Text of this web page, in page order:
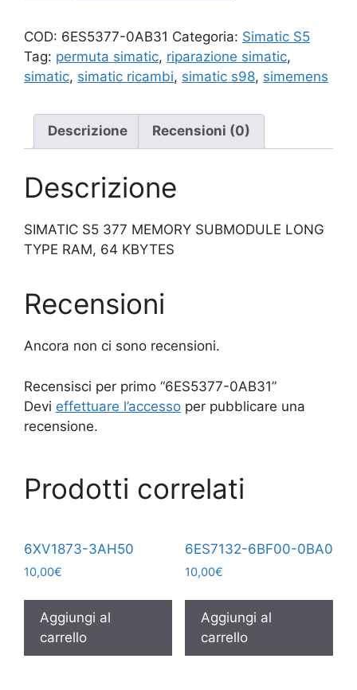
COD: 6ES5377-0AB31 Categoria: Simatic S5
Tag: permuta simatic, riparazione simatic,
simatic, simatic ricambi, simatic s98, simemens
Descrizione Recensioni (0)
Descrizione
SIMATIC S5 377 MEMORY SUBMODULE LONG
TYPE RAM, 64 KBYTES
Recensioni
Ancora non ci sono recensioni.
Recensisci per primo “6ES5377-0AB31”
Devi effettuare l’accesso per pubblicare una
recensione.
Prodotti correlati
6XV1873-3AH50
10,00€
Aggiungi al
carrello
6ES7132-6BF00-0BA0
10,00€
Aggiungi al
carrello